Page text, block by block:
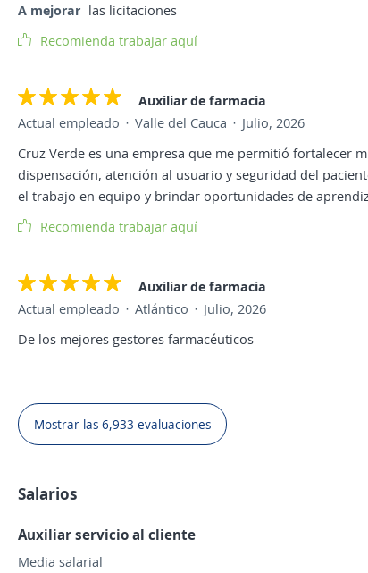
A mejorar las licitaciones
Recomienda trabajar aquí
Auxiliar de farmacia
Actual empleado
Valle del Cauca
Julio, 2026
Cruz Verde es una empresa que me permitió fortalecer
dispensación, atención al usuario y seguridad del
el trabajo en equipo y brindar oportunidades de
Recomienda trabajar aquí
Auxiliar de farmacia
Actual empleado
Atlántico
Julio, 2026
De los mejores gestores farmacéuticos
Mostrar las 6,933 evaluaciones
Salarios
Auxiliar servicio al cliente
Media salarial